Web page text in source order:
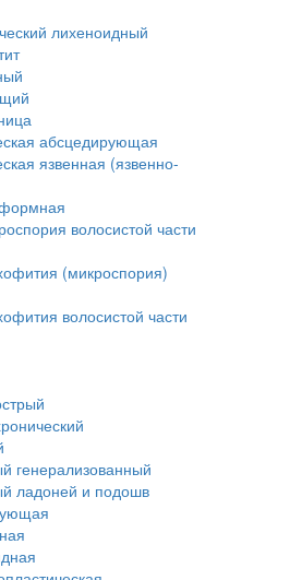
лихеноидный
абсцедирующая
язвенная (язвенно-
волосистой части
(микроспория)
волосистой части
генерализованный
ладоней и подошв